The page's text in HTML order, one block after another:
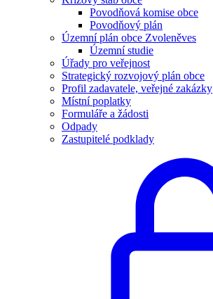
Povodňová komise obce
Povodňový plán
Územní plán obce Zvoleněves
Územní studie
Úřady pro veřejnost
Strategický rozvojový plán obce
Profil zadavatele, veřejné zakázky
Místní poplatky
Formuláře a žádosti
Odpady
Zastupitelé podklady